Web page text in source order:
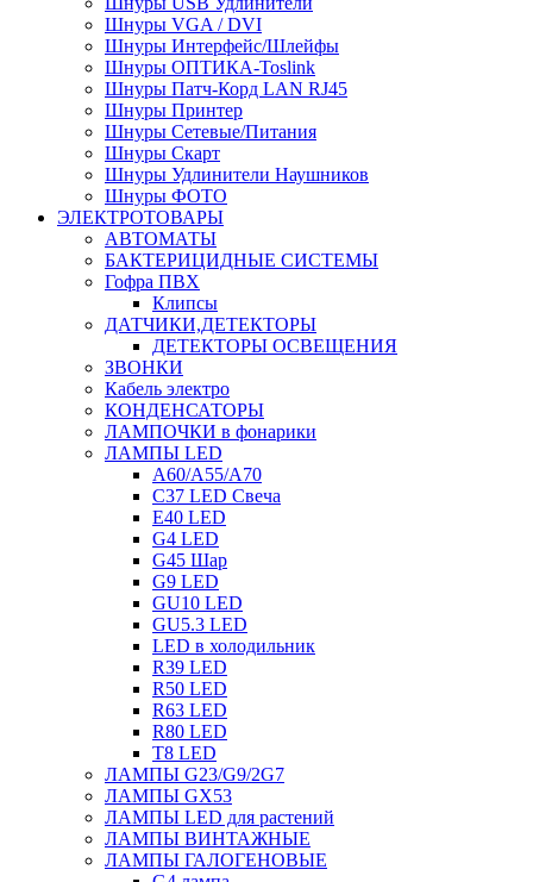
Шнуры VGA / DVI
Шнуры Интерфейс/Шлейфы
Шнуры ОПТИКА-Toslink
Шнуры Патч-Корд LAN RJ45
Шнуры Принтер
Шнуры Сетевые/Питания
Шнуры Скарт
Шнуры Удлинители Наушников
Шнуры ФОТО
ЭЛЕКТРОТОВАРЫ
АВТОМАТЫ
БАКТЕРИЦИДНЫЕ СИСТЕМЫ
Гофра ПВХ
Клипсы
ДАТЧИКИ,ДЕТЕКТОРЫ
ДЕТЕКТОРЫ ОСВЕЩЕНИЯ
ЗВОНКИ
Кабель электро
КОНДЕНСАТОРЫ
ЛАМПОЧКИ в фонарики
ЛАМПЫ LED
A60/A55/A70
C37 LED Свеча
E40 LED
G4 LED
G45 Шар
G9 LED
GU10 LED
GU5.3 LED
LED в холодильник
R39 LED
R50 LED
R63 LED
R80 LED
T8 LED
ЛАМПЫ G23/G9/2G7
ЛАМПЫ GX53
ЛАМПЫ LED для растений
ЛАМПЫ ВИНТАЖНЫЕ
ЛАМПЫ ГАЛОГЕНОВЫЕ